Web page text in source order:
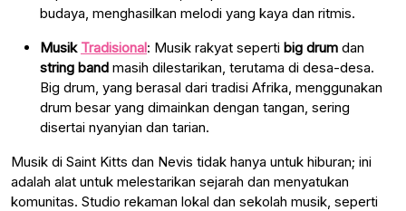
budaya, menghasilkan melodi yang kaya dan ritmis.
Musik Tradisional: Musik rakyat seperti big drum dan
string band masih dilestarikan, terutama di desa-desa.
Big drum, yang berasal dari tradisi Afrika, menggunakan
drum besar yang dimainkan dengan tangan, sering
disertai nyanyian dan tarian.
Musik di Saint Kitts dan Nevis tidak hanya untuk hiburan; ini
adalah alat untuk melestarikan sejarah dan menyatukan
komunitas. Studio rekaman lokal dan sekolah musik, seperti